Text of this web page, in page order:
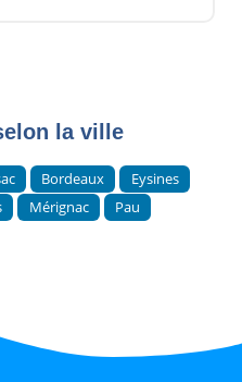
la ville
Bordeaux
Eysines
Mérignac
Pau